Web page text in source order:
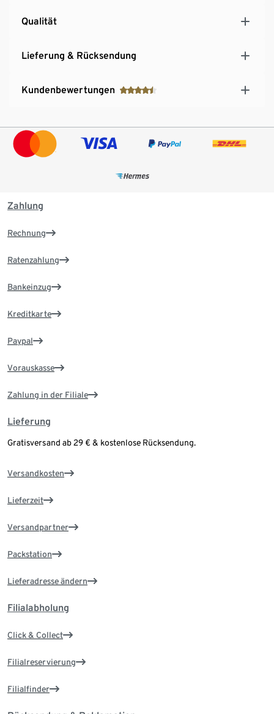
Qualität
Lieferung & Rücksendung
Kundenbewertungen
Zahlung
Rechnung
Ratenzahlung
Bankeinzug
Kreditkarte
Paypal
Vorauskasse
Zahlung in der Filiale
Lieferung
Gratisversand ab 29 € & kostenlose Rücksendung.
Versandkosten
Lieferzeit
Versandpartner
Packstation
Lieferadresse ändern
Filialabholung
Click & Collect
Filialreservierung
Filialfinder